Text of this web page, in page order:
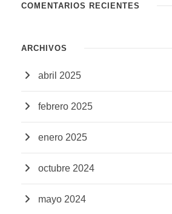
COMENTARIOS RECIENTES
ARCHIVOS
abril 2025
febrero 2025
enero 2025
octubre 2024
mayo 2024